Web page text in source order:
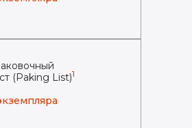
(Paking List)1